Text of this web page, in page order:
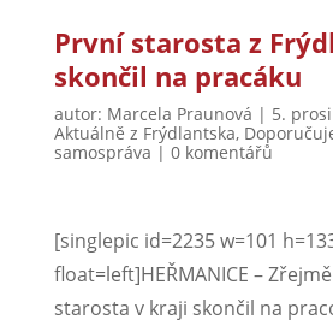
První starosta z
skončil na pracáku
autor: Marcela Praunová | 5.
Aktuálně z Frýdlantska,
samospráva | 0 komentářů
[singlepic id=2235 w=101
float=left]HEŘMANICE –
starosta v kraji skončil na